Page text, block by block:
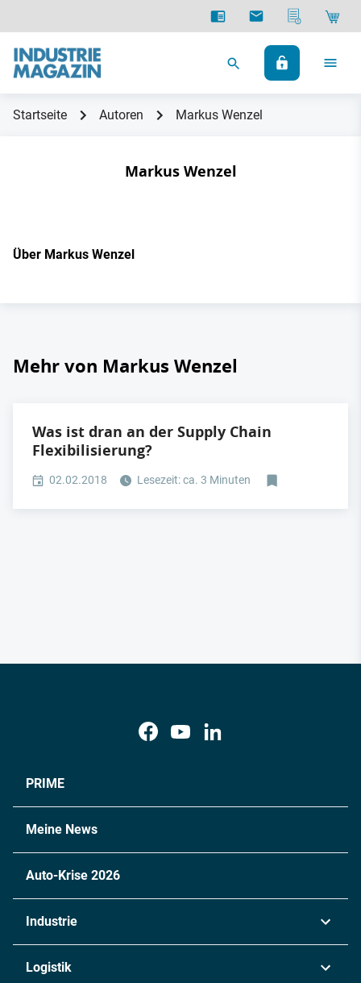
Startseite Autoren Markus Wenzel
Markus Wenzel
Über Markus Wenzel
Mehr von Markus Wenzel
Was ist dran an der Supply Chain
Flexibilisierung?
02.02.2018 Lesezeit: ca. 3 Minuten
PRIME
Meine News
Auto-Krise 2026
Industrie
Logistik